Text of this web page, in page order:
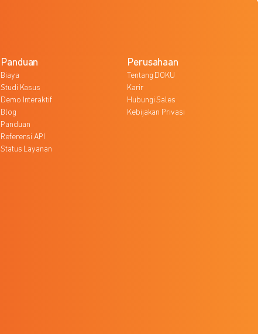
Panduan
Biaya
Studi Kasus
Demo Interaktif
Blog
Panduan
Referensi API
Status Layanan
Perusahaan
Tentang DOKU
Karir
Hubungi Sales
Kebijakan Privasi